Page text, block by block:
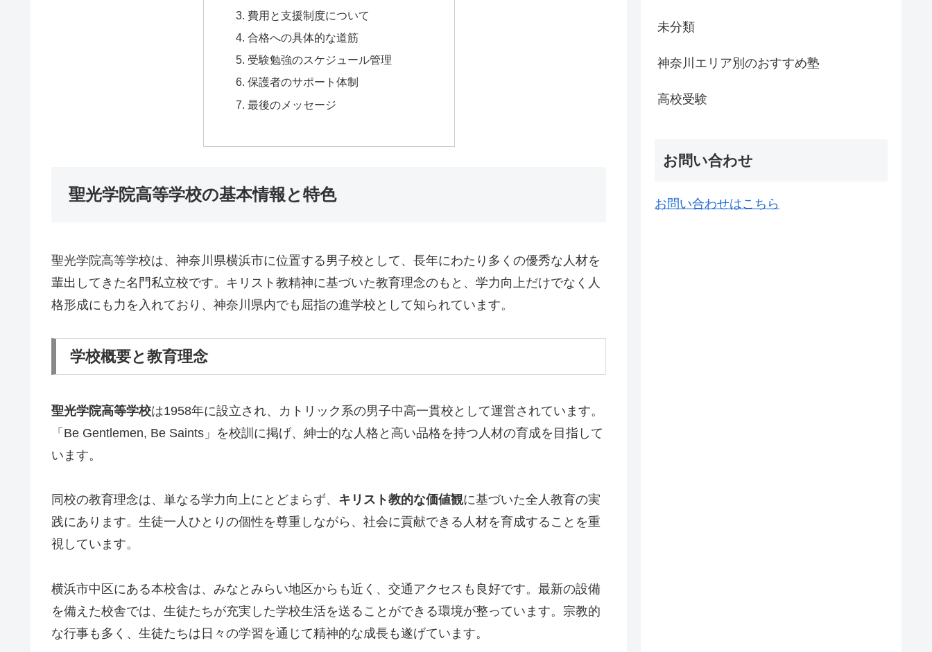
費用と支援制度について
合格への具体的な道筋
受験勉強のスケジュール管理
保護者のサポート体制
最後のメッセージ
聖光学院高等学校の基本情報と特色
聖光学院高等学校は、神奈川県横浜市に位置する男子校として、長年にわたり多くの優秀な人材を
輩出してきた名門私立校です。キリスト教精神に基づいた教育理念のもと、学力向上だけでなく人
格形成にも力を入れており、神奈川県内でも屈指の進学校として知られています。
学校概要と教育理念
聖光学院高等学校は1958年に設立され、カトリック系の男子中高一貫校として運営されています。
「Be Gentlemen, Be Saints」を校訓に掲げ、紳士的な人格と高い品格を持つ人材の育成を目指して
います。
同校の教育理念は、単なる学力向上にとどまらず、 キリスト教的な価値観に基づいた全人教育の実
践にあります。生徒一人ひとりの個性を尊重しながら、社会に貢献できる人材を育成することを重
視しています。
横浜市中区にある本校舎は、みなとみらい地区からも近く、交通アクセスも良好です。最新の設備
を備えた校舎では、生徒たちが充実した学校生活を送ることができる環境が整っています。宗教的
な行事も多く、生徒たちは日々の学習を通じて精神的な成長も遂げています。
未分類
神奈川エリア別のおすすめ塾
高校受験
お問い合わせ
お問い合わせはこちら